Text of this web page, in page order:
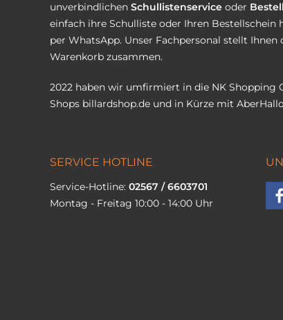
unverbindlichen Schullistenservice oder
einfach ihre Schulliste oder Ihren Bestellschein
per WhatsApp. Unser Fachpersonal stellt Ihnen
Warenkorb zusammen.
2022 haben wir umfirmiert in die NK Shopping
Shops billardshop.de und in Kürze mit
SERVICE HOTLINE
Service-Hotline: 02567 / 6603701
Montag - Freitag 10:00 - 14:00 Uhr